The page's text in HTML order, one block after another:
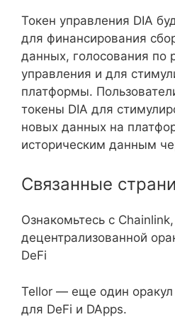
Токен управления DIA
для финансирования
данных, голосования по
управления и для
платформы.
токены DIA для
новых данных на
историческим данным
Связанные
Ознакомьтесь с Chainlink,
децентрализованной
DeFi
Tellor — еще один оракул
для DeFi и DApps.